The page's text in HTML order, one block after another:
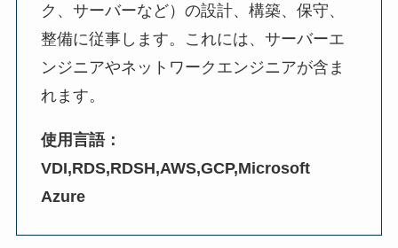
ク、サーバーなど）の設計、構築、保守、
整備に従事します。これには、サーバーエ
ンジニアやネットワークエンジニアが含ま
れます。
使用言語：
VDI,RDS,RDSH,AWS,GCP,Microsoft
Azure